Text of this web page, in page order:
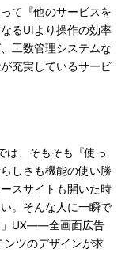
て『他のサービスを
るUIより操作の効率
工数管理システムな
充実しているサービ
は、そもそも『使っ
しさも機能の使い勝
スサイトも開いた時
。そんな人に一瞬で
」UX――全画面広告
ンツのデザインが求